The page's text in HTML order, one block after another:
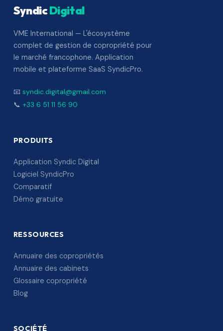
SyndicDigital
VME International — L'écosystème
complet de gestion de copropriété pour
le marché francophone. Application
mobile et plateforme SaaS SyndicPro.
📧 syndic.digital@gmail.com
📞 +33 6 51 11 56 90
PRODUITS
Application Syndic Digital
Logiciel SyndicPro
Comparatif
Démo gratuite
RESSOURCES
Annuaire des copropriétés
Annuaire des cabinets
Glossaire copropriété
Blog
SOCIÉTÉ